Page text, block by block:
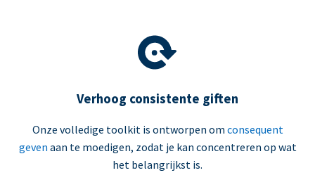
Verhoog consistente giften
Onze volledige toolkit is ontworpen om consequent
geven aan te moedigen, zodat je kan concentreren op wat
het belangrijkst is.